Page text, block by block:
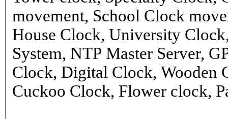
movement, School Clock
House Clock, University
System, NTP Master Server,
Clock, Digital Clock, Wooden
Cuckoo Clock, Flower clock,